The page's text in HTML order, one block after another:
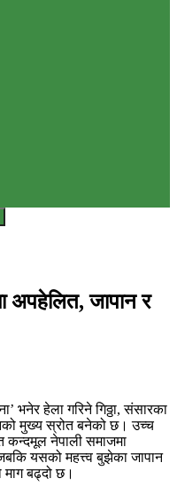
अपहेलित, जापान र
भनेर हेला गरिने गिठ्ठा, संसारका
मुख्य स्रोत बनेको छ। उच्च
कन्दमूल नेपाली समाजमा
यसको महत्त्व बुझेका जापान
बढ्दो छ।